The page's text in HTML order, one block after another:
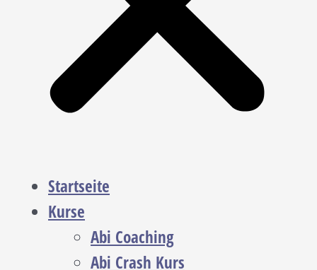
Startseite
Kurse
Abi Coaching
Abi Crash Kurs